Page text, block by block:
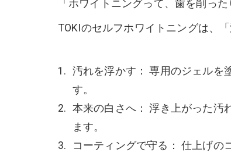
「ホワイトニングって、歯を削っ
TOKIのセルフホワイトニングは、
汚れを浮かす： 専用のジェルを
す。
本来の白さへ： 浮き上がった汚
ます。
コーティングで守る： 仕上げの